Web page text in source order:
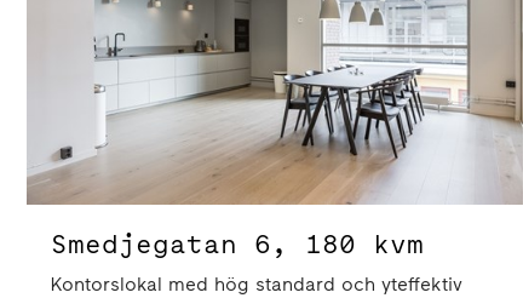
Smedjegatan 6, 180 kvm
Kontorslokal med hög standard och yteffektiv